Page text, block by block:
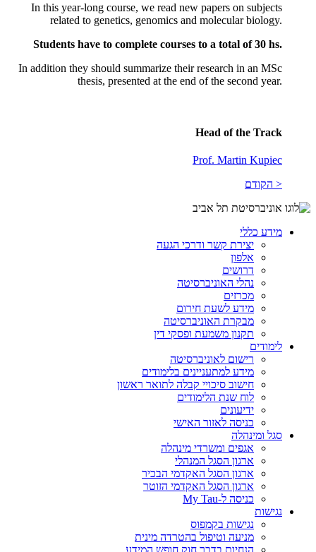
In this year-long course, we read new papers on subjects
related to genetics, genomics and molecular biology.
Students have to complete courses to a total of 30 hs.
In addition they should summarize their research in an MSc
thesis, presented at the end of the second year.
Head of the Track
Prof. Martin Kupiec
< הקודם
מידע כללי
יצירת קשר ודרכי הגעה
אלפון
דרושים
נהלי האוניברסיטה
מכרזים
מידע לשעת חירום
מבקרת האוניברסיטה
תקנון משמעת ופסקי דין
לימודים
רישום לאוניברסיטה
מידע למתעניינים בלימודים
חישוב סיכויי קבלה לתואר ראשון
לוח שנת הלימודים
ידיעונים
כניסה לאזור האישי
סגל ומינהלה
אגפים ומשרדי מינהלה
ארגון הסגל המנהלי
ארגון הסגל האקדמי הבכיר
ארגון הסגל האקדמי הזוטר
כניסה ל-My Tau
נגישות
נגישות בקמפוס
מניעה וטיפול בהטרדה מינית
הנחיות בדבר חוק חופש המידע